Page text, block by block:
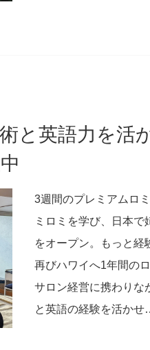
と英語力を活
3週間のプレミアムロ
ミロミを学び、日本で
をオープン。もっと経
再びハワイへ1年間の
サロン経営に携わりな
と英語の経験を活かせ